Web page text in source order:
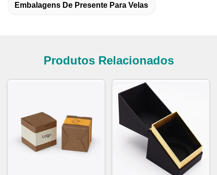
Embalagens De Presente Para Velas
Produtos Relacionados